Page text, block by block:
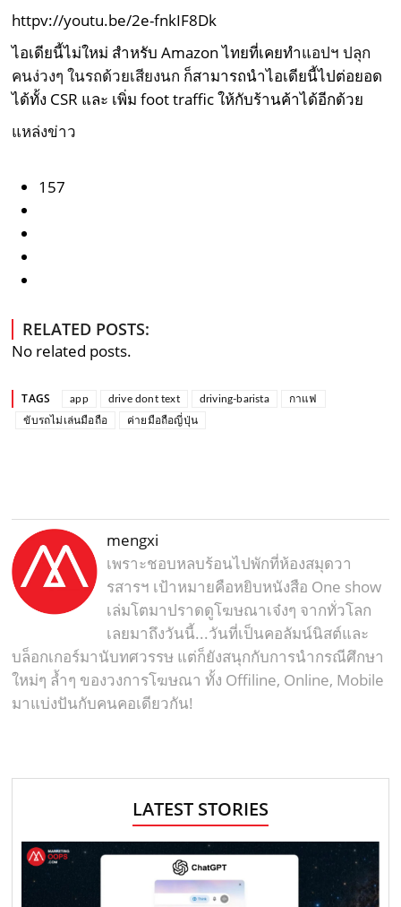
httpv://youtu.be/2e-fnkIF8Dk
ไอเดียนี้ไม่ใหม่ สำหรับ Amazon ไทยที่เคยทำแอปฯ ปลุก
คนง่วงๆ ในรถด้วยเสียงนก ก็สามารถนำไอเดียนี้ไปต่อยอด
ได้ทั้ง CSR และ เพิ่ม foot traffic ให้กับร้านค้าได้อีกด้วย
แหล่งข่าว
157
RELATED POSTS:
No related posts.
TAGS app drive dont text driving-barista
กาแฟ
ขับรถไม่เล่นมือถือ
ค่ายมือถือญี่ปุ่น
mengxi
เพราะชอบหลบร้อนไปพักที่ห้องสมุดวา
รสารฯ เป้าหมายคือหยิบหนังสือ One show
เล่มโตมาปราดดูโฆษณาเจ๋งๆ จากทั่วโลก
เลยมาถึงวันนี้...วันที่เป็นคอลัมน์นิสต์และ
บล็อกเกอร์มานับทศวรรษ แต่ก็ยังสนุกกับการนำกรณีศึกษา
ใหม่ๆ ล้ำๆ ของวงการโฆษณา ทั้ง Offiline, Online, Mobile
มาแบ่งปันกับคนคอเดียวกัน!
LATEST STORIES